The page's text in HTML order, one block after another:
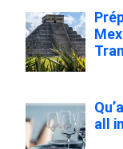
all